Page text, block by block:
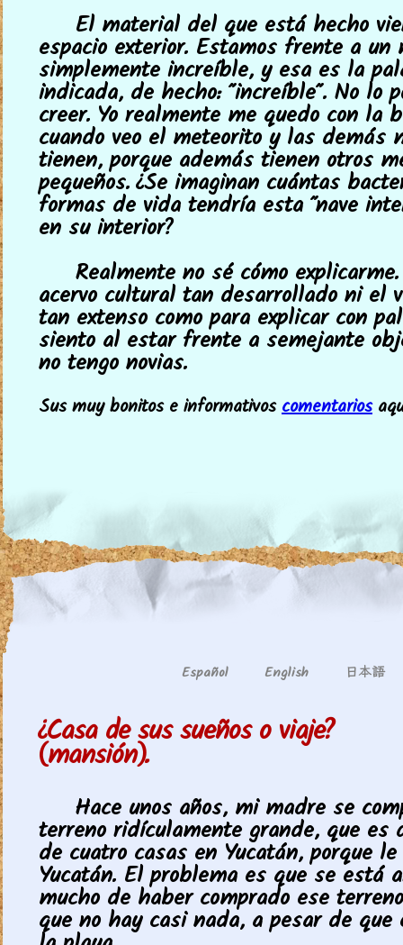
El material del que está hecho
espacio exterior. Estamos frente a un
simplemente increíble, y esa es la
indicada, de hecho: "increíble". No lo
creer. Yo realmente me quedo con la
cuando veo el meteorito y las demás
tienen, porque además tienen otros
pequeños. ¿Se imaginan cuántas
formas de vida tendría esta "nave
en su interior?
Realmente no sé cómo
acervo cultural tan desarrollado ni el
tan extenso como para explicar con
siento al estar frente a semejante
no tengo novias.
Sus muy bonitos e informativoscomentarios
Español English 日本語
¿Casa de sus sueños o viaje?
(mansión).
Hace unos años, mi madre se
terreno ridículamente grande, que es
de cuatro casas en Yucatán, porque
Yucatán. El problema es que se está
mucho de haber comprado ese
que no hay casi nada, a pesar de